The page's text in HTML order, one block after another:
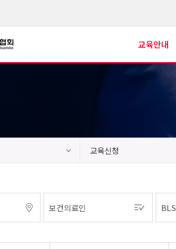
교육안내
교육신청